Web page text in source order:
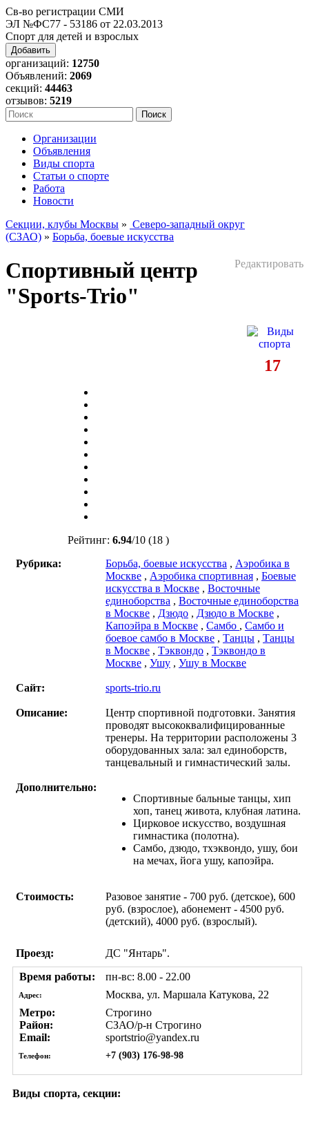
Св-во регистрации СМИ
ЭЛ №ФС77 - 53186 от 22.03.2013
Спорт для детей и взрослых
Добавить
организаций: 12750
Объявлений: 2069
секций: 44463
отзывов: 5219
Организации
Объявления
Виды спорта
Статьи о спорте
Работа
Новости
Секции, клубы Москвы » Северо-западный округ
(СЗАО) » Борьба, боевые искусства
Редактировать
Спортивный центр
"Sports-Trio"
17
Рейтинг: 6.94/10 (18 )
Рубрика:
Борьба, боевые искусства , Аэробика в
Москве , Аэробика спортивная , Боевые
искусства в Москве , Восточные
единоборства , Восточные единоборства
в Москве , Дзюдо , Дзюдо в Москве ,
Капоэйра в Москве , Самбо , Самбо и
боевое самбо в Москве , Танцы , Танцы
в Москве , Тэквондо , Тэквондо в
Москве , Ушу , Ушу в Москве
Сайт: sports-trio.ru
Описание:
Центр спортивной подготовки. Занятия
проводят высококвалифицированные
тренеры. На территории расположены 3
оборудованных зала: зал единоборств,
танцевальный и гимнастический залы.
Дополнительно:
Спортивные бальные танцы, хип
хоп, танец живота, клубная латина.
Цирковое искусство, воздушная
гимнастика (полотна).
Самбо, дзюдо, тхэквондо, ушу, бои
на мечах, йога ушу, капоэйра.
Стоимость:
Разовое занятие - 700 руб. (детское), 600
руб. (взрослое), абонемент - 4500 руб.
(детский), 4000 руб. (взрослый).
Проезд:
ДС "Янтарь".
Время работы:
пн-вс: 8.00 - 22.00
Адрес:
Москва, ул. Маршала Катукова, 22
Метро:
Строгино
Район:
СЗАО/р-н Строгино
Email:
sportstrio@yandex.ru
Телефон: +7 (903) 176-98-98
Виды спорта, секции: